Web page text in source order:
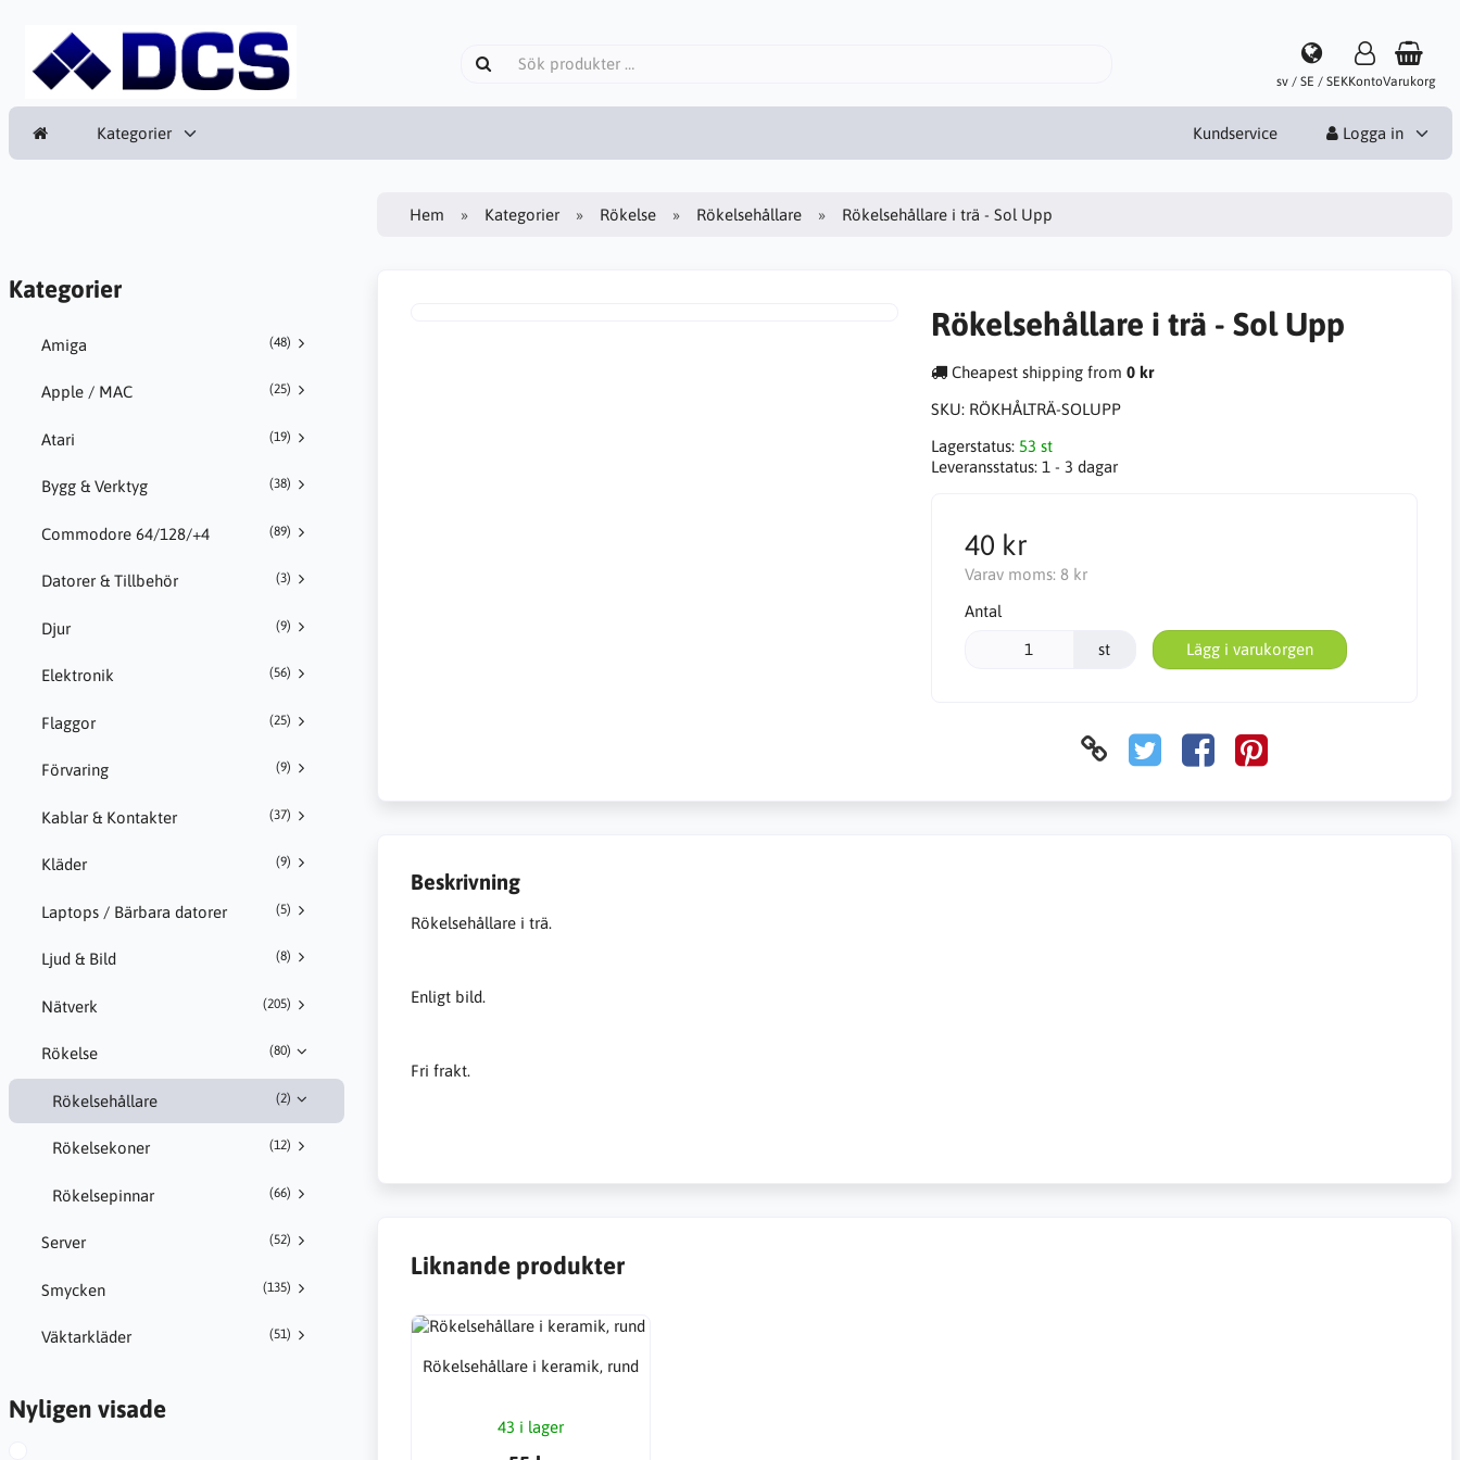
sv / SE / SEKKontoVarukorg
Kategorier Kundservice Logga in
Kategorier
Amiga (48)
Apple / MAC (25)
Atari (19)
Bygg & Verktyg (38)
Commodore 64/128/+4 (89)
Datorer & Tillbehör (3)
Djur (9)
Elektronik (56)
Flaggor (25)
Förvaring (9)
Kablar & Kontakter (37)
Kläder (9)
Laptops / Bärbara datorer (5)
Ljud & Bild (8)
Nätverk (205)
Rökelse (80)
Rökelsehållare (2)
Rökelsekoner (12)
Rökelsepinnar (66)
Server (52)
Smycken (135)
Väktarkläder (51)
Nyligen visade
Hem Kategorier Rökelse Rökelsehållare Rökelsehållare i trä - Sol Upp
Rökelsehållare i trä - Sol Upp
Cheapest shipping from 0 kr
SKU: RÖKHÅLTRÄ-SOLUPP
Lagerstatus: 53 st
Leveransstatus: 1 - 3 dagar
40 kr
Varav moms: 8 kr
Antal
st Lägg i varukorgen
Beskrivning
Rökelsehållare i trä.
Enligt bild.
Fri frakt.
Liknande produkter
Rökelsehållare i keramik, rund
43 i lager